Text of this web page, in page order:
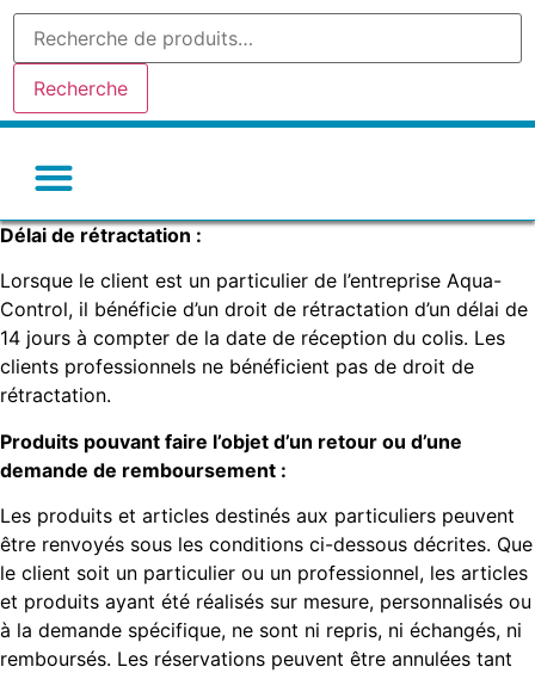
Recherche
Délai de rétractation :
Lorsque le client est un particulier de l’entreprise Aqua-
Control, il bénéficie d’un droit de rétractation d’un délai de
14 jours à compter de la date de réception du colis. Les
clients professionnels ne bénéficient pas de droit de
rétractation.
Produits pouvant faire l’objet d’un retour ou d’une
demande de remboursement :
Les produits et articles destinés aux particuliers peuvent
être renvoyés sous les conditions ci-dessous décrites. Que
le client soit un particulier ou un professionnel, les articles
et produits ayant été réalisés sur mesure, personnalisés ou
à la demande spécifique, ne sont ni repris, ni échangés, ni
remboursés. Les réservations peuvent être annulées tant